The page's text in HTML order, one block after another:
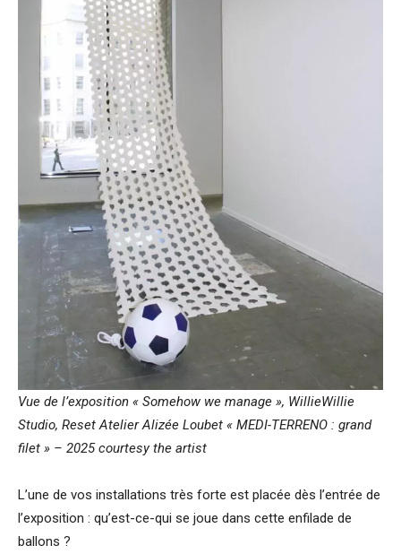
Vue de l’exposition « Somehow we manage », WillieWillie
Studio, Reset AtelierAlizée Loubet « MEDI-TERRENO : grand
filet » – 2025 courtesy the artist
L’une de vos installations très forte est placée dès l’entrée de
l’exposition : qu’est-ce-qui se joue dans cette enfilade de
ballons ?